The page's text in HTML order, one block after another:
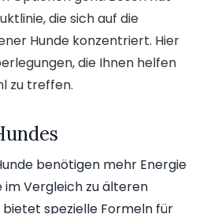
die sich auf die
Hunde konzentriert. Hier
die Ihnen helfen
zu treffen.
benötigen mehr Energie
im Vergleich zu älteren
bietet spezielle Formeln für